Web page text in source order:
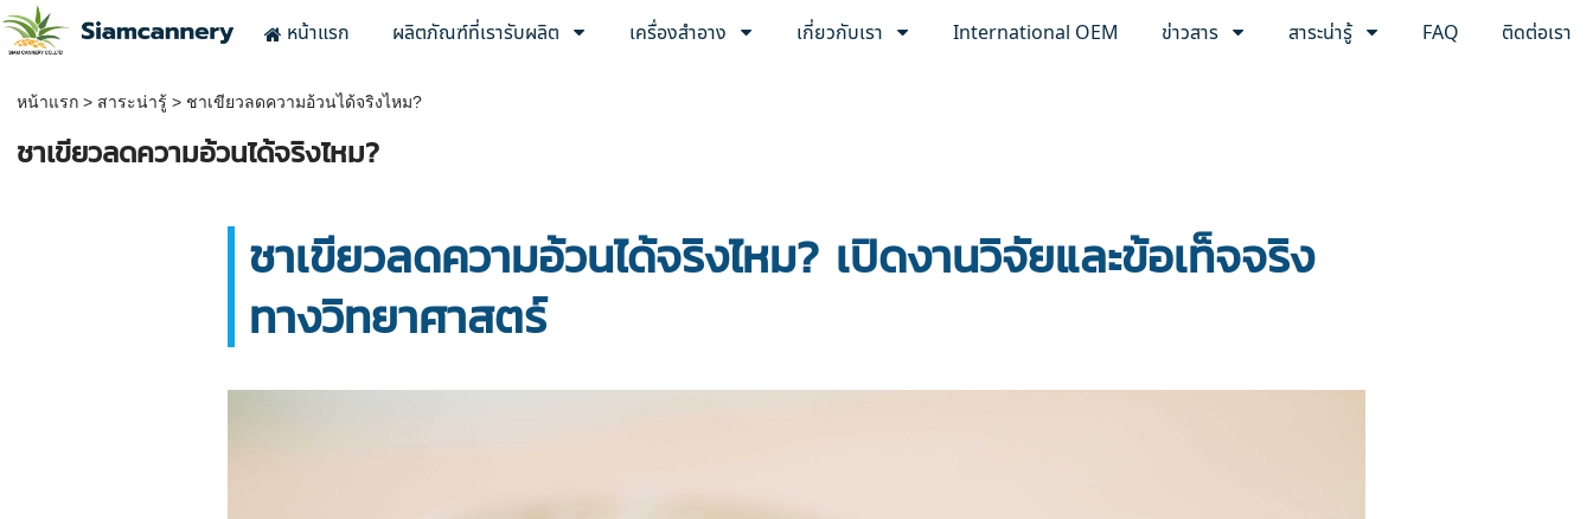
หน้าแรก ผลิตภัณฑ์ที่เรารับผลิต เครื่องสำอาง เกี่ยวกับเรา International OEM ข่าวสาร สาระน่ารู้ FAQ ติดต่อเรา
หน้าแรก> สาระน่ารู้ > ชาเขียวลดความอ้วนได้จริงไหม?
ชาเขียวลดความอ้วนได้จริงไหม?
ชาเขียวลดความอ้วนได้จริงไหม? เปิดงานวิจัยและข้อเท็จจริง
ทางวิทยาศาสตร์